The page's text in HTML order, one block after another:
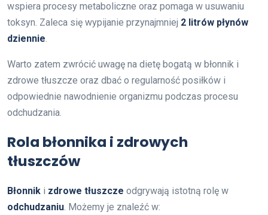
wspiera procesy metaboliczne oraz pomaga w usuwaniu
toksyn. Zaleca się wypijanie przynajmniej 2 litrów płynów
dziennie.
Warto zatem zwrócić uwagę na dietę bogatą w błonnik i
zdrowe tłuszcze oraz dbać o regularność posiłków i
odpowiednie nawodnienie organizmu podczas procesu
odchudzania.
Rola błonnika i zdrowych
tłuszczów
Błonnik i zdrowe tłuszcze odgrywają istotną rolę w
odchudzaniu. Możemy je znaleźć w: